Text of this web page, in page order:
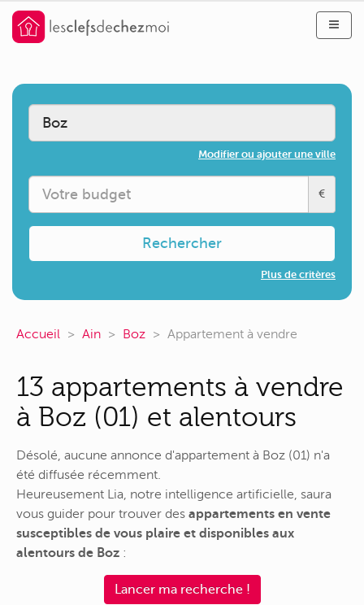
Modifier ou ajouter une ville
€
Rechercher
Plus de critères
Accueil Ain Boz Appartement à vendre
13 appartements à vendre
à Boz (01) et alentours
Désolé, aucune annonce d'appartement à Boz (01) n'a
été diffusée récemment.
Heureusement Lia, notre intelligence artificielle, saura
vous guider pour trouver des appartements en vente
susceptibles de vous plaire et disponibles aux
alentours de Boz :
Lancer ma recherche !